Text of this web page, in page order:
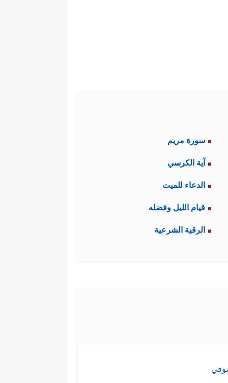
سورة مريم
آية الكرسي
الدعاء للميت
قيام الليل وفضله
الرقية الشرعية